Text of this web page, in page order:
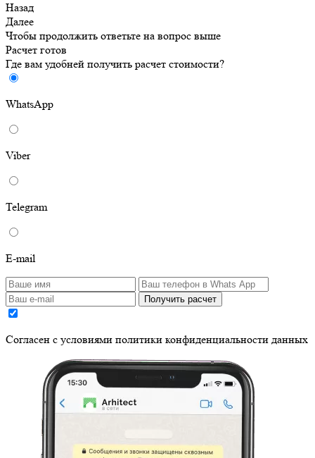
Назад
Далее
Чтобы продолжить ответьте на вопрос выше
Расчет готов
Где вам удобней получить расчет стоимости?
WhatsApp
Viber
Telegram
E-mail
Получить расчет
Cогласен с условиями политики конфиденциальности данных